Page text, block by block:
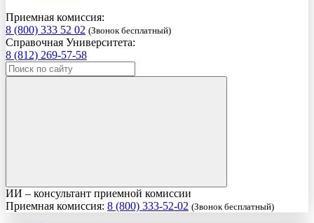
Приемная комиссия:
8 (800) 333 52 02 (Звонок бесплатный)
Справочная Университета:
8 (812) 269-57-58
ИИ – консультант приемной комиссии
Приемная комиссия: 8 (800) 333-52-02 (Звонок бесплатный)